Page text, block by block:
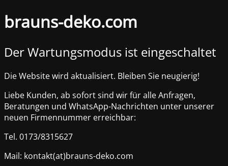
brauns-deko.com
Der Wartungsmodus ist eingeschaltet
Die Website wird aktualisiert. Bleiben Sie neugierig!
Liebe Kunden, ab sofort sind wir für alle Anfragen,
Beratungen und WhatsApp-Nachrichten unter unserer
neuen Firmennummer erreichbar:
Tel. 0173/8315627
Mail: kontakt(at)brauns-deko.com